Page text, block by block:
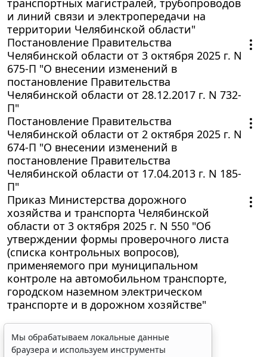
и линий связи и электропередачи на
территории Челябинской области"
Постановление Правительства
Челябинской области от 3 октября 2025 г. N
675-П "О внесении изменений в
постановление Правительства
Челябинской области от 28.12.2017 г. N 732-
П"
Постановление Правительства
Челябинской области от 2 октября 2025 г. N
674-П "О внесении изменений в
постановление Правительства
Челябинской области от 17.04.2013 г. N 185-
П"
Приказ Министерства дорожного
хозяйства и транспорта Челябинской
области от 3 октября 2025 г. N 550 "Об
утверждении формы проверочного листа
(списка контрольных вопросов),
применяемого при муниципальном
контроле на автомобильном транспорте,
городском наземном электрическом
транспорте и в дорожном хозяйстве"
Мы обрабатываем локальные данные
браузера и используем инструменты